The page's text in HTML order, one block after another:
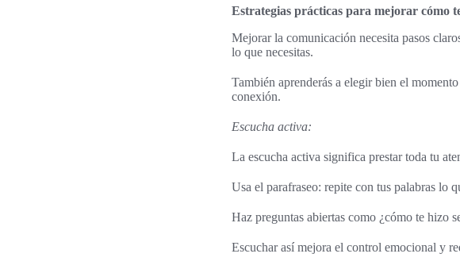
Estrategias prácticas para mejorar cómo
Mejorar la comunicación necesita pasos
lo que necesitas.
También aprenderás a elegir bien el
conexión.
Escucha activa:
La escucha activa significa prestar toda tu
Usa el parafraseo: repite con tus palabras lo
Haz preguntas abiertas como ¿cómo te hizo
Escuchar así mejora el control emocional y